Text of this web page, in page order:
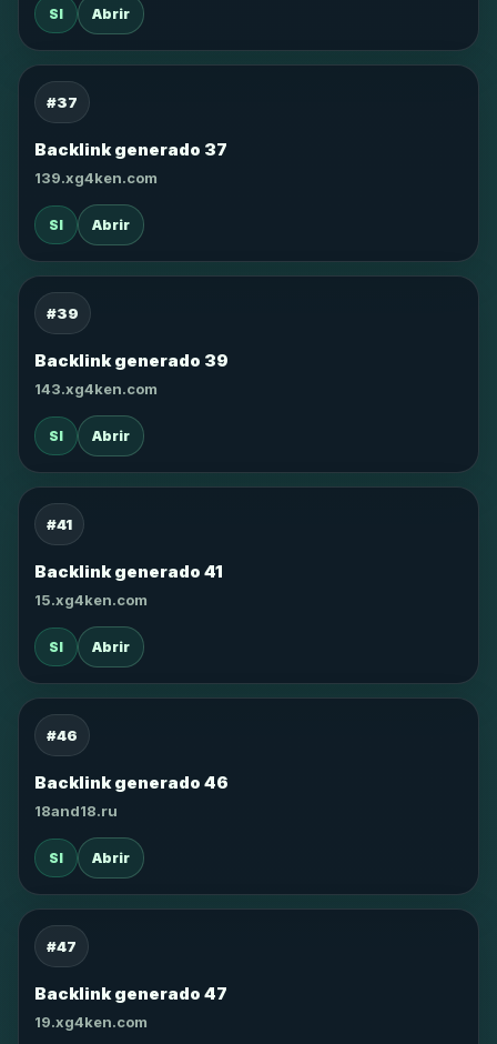
SI Abrir
#37
Backlink generado 37
139.xg4ken.com
SI Abrir
#39
Backlink generado 39
143.xg4ken.com
SI Abrir
#41
Backlink generado 41
15.xg4ken.com
SI Abrir
#46
Backlink generado 46
18and18.ru
SI Abrir
#47
Backlink generado 47
19.xg4ken.com